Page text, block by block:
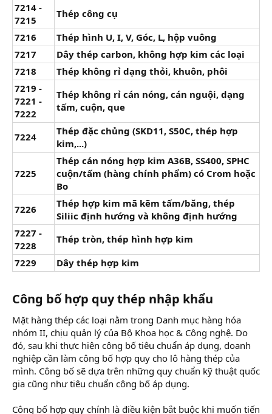
7214 -
7215
Thép công cụ
7216
Thép hình U, I, V, Góc, L, hộp vuông
7217
Dây thép carbon, không hợp kim các loại
7218
Thép không rỉ dạng thỏi, khuôn, phôi
7219 -
7221 -
7222
Thép không rỉ cán nóng, cán nguội, dạng
tấm, cuộn, que
7224
Thép đặc chủng (SKD11, S50C, thép hợp
kim,...)
7225
Thép cán nóng hợp kim A36B, SS400, SPHC
cuộn/tấm (hàng chính phẩm) có Crom hoặc
Bo
7226
Thép hợp kim mã kẽm tấm/băng, thép
Siliic định hướng và không định hướng
7227 -
7228
Thép tròn, thép hình hợp kim
7229
Dây thép hợp kim
Công bố hợp quy thép nhập khẩu
Mặt hàng thép các loại nằm trong Danh mục hàng hóa
nhóm II, chịu quản lý của Bộ Khoa học & Công nghệ. Do
đó, sau khi thực hiện công bố tiêu chuẩn áp dụng, doanh
nghiệp cần làm công bố hợp quy cho lô hàng thép của
mình. Công bố sẽ dựa trên những quy chuẩn kỹ thuật quốc
gia cũng như tiêu chuẩn công bố áp dụng.
Công bố hợp quy chính là điều kiện bắt buộc khi muốn tiến